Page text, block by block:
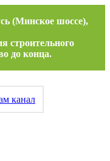
(Минское шоссе),
строительного
до конца.
канал